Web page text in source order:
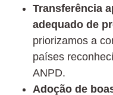
Transferência
adequado de
priorizamos a
países
ANPD.
Adoção de